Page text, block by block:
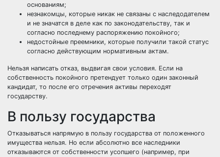
основаниям;
незнакомцы, которые никак не связаны с наследодателем
и не значатся в деле как по законодательству, так и
согласно последнему распоряжению покойного;
недостойные преемники, которые получили такой статус
согласно действующим нормативным актам.
Нельзя написать отказ, выдвигая свои условия. Если на
собственность покойного претендует только один законный
кандидат, то после его отречения активы переходят
государству.
В пользу государства
Отказываться напрямую в пользу государства от положенного
имущества нельзя. Но если абсолютно все наследники
отказываются от собственности усопшего (например, при